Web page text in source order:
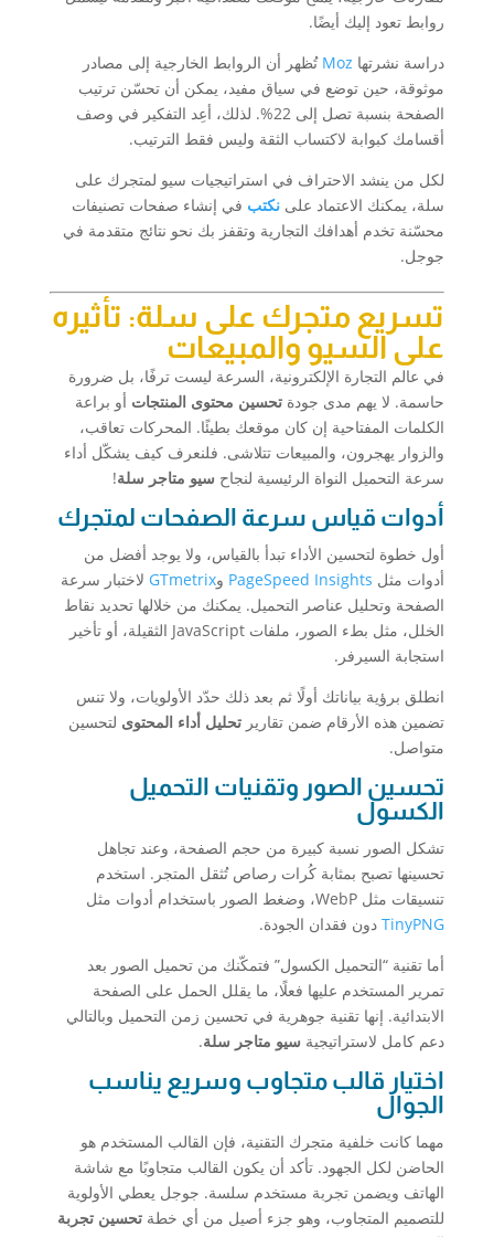
روابط تعود إليك أيضًا.
دراسة نشرتها Moz تُظهر أن الروابط الخارجية إلى مصادر
موثوقة، حين توضع في سياق مفيد، يمكن أن تحسّن ترتيب
الصفحة بنسبة تصل إلى 22%. لذلك، أعِد التفكير في وصف
أقسامك كبوابة لاكتساب الثقة وليس فقط الترتيب.
لكل من ينشد الاحتراف في استراتيجيات سيو لمتجرك على
سلة، يمكنك الاعتماد على نكتب في إنشاء صفحات تصنيفات
محسّنة تخدم أهدافك التجارية وتقفز بك نحو نتائج متقدمة في
جوجل.
تسريع متجرك على سلة: تأثيره
على السيو والمبيعات
في عالم التجارة الإلكترونية، السرعة ليست ترفًا، بل ضرورة
حاسمة. لا يهم مدى جودة تحسين محتوى المنتجات أو براعة
الكلمات المفتاحية إن كان موقعك بطيئًا. المحركات تعاقب،
والزوار يهجرون، والمبيعات تتلاشى. فلنعرف كيف يشكّل أداء
سرعة التحميل النواة الرئيسية لنجاح سيو متاجر سلة!
أدوات قياس سرعة الصفحات لمتجرك
أول خطوة لتحسين الأداء تبدأ بالقياس، ولا يوجد أفضل من
أدوات مثل PageSpeed Insights وGTmetrix لاختبار سرعة
الصفحة وتحليل عناصر التحميل. يمكنك من خلالها تحديد نقاط
الخلل، مثل بطء الصور، ملفات JavaScript الثقيلة، أو تأخير
استجابة السيرفر.
انطلق برؤية بياناتك أولًا ثم بعد ذلك حدّد الأولويات، ولا تنس
تضمين هذه الأرقام ضمن تقارير تحليل أداء المحتوى لتحسين
متواصل.
تحسين الصور وتقنيات التحميل
الكسول
تشكل الصور نسبة كبيرة من حجم الصفحة، وعند تجاهل
تحسينها تصبح بمثابة كُرات رصاص تُثقل المتجر. استخدم
تنسيقات مثل WebP، وضغط الصور باستخدام أدوات مثل
TinyPNGدون فقدان الجودة.
أما تقنية “التحميل الكسول” فتمكّنك من تحميل الصور بعد
تمرير المستخدم عليها فعلًا، ما يقلل الحمل على الصفحة
الابتدائية. إنها تقنية جوهرية في تحسين زمن التحميل وبالتالي
دعم كامل لاستراتيجية سيو متاجر سلة.
اختيار قالب متجاوب وسريع يناسب
الجوال
مهما كانت خلفية متجرك التقنية، فإن القالب المستخدم هو
الحاضن لكل الجهود. تأكد أن يكون القالب متجاوبًا مع شاشة
الهاتف ويضمن تجربة مستخدم سلسة. جوجل يعطي الأولوية
للتصميم المتجاوب، وهو جزء أصيل من أي خطة تحسين تجربة